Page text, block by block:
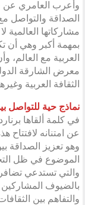
وأعرب العامري عن
الصداقة والتواصل
مشاركاتها
بمهمة أكبر وهي أن
العربية مع
معرض الشارقة
الثقافة العربية
نماذج حية للتواصل
في كلمة ألقاها
عن امتنانه لافتتاح
وهو تعزيز الصداقة
الموضوع في ظل
والتي تستدعي
بالضيوف المشاركين
والتفاهم بين